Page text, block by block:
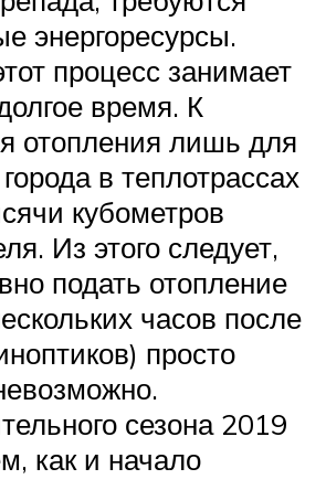
энергоресурсы.
процесс занимает
время. К
отопления лишь для
в теплотрассах
кубометров
Из этого следует,
подать отопление
часов после
просто
сезона 2019
как и начало